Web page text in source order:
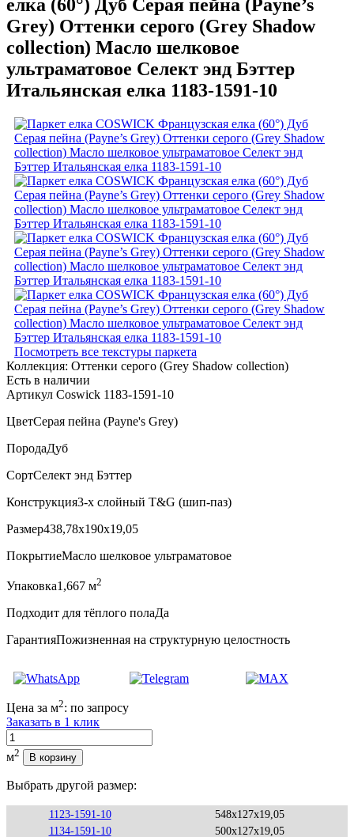
елка (60°) Дуб Серая пейна (Payne’s
Grey) Оттенки серого (Grеy Shadow
collection) Масло шелковое
ультраматовое Селект энд Бэттер
Итальянская елка 1183-1591-10
Посмотреть все текстуры паркета
Коллекция: Оттенки серого (Grеy Shadow collection)
Есть в наличии
Артикул Coswick 1183-1591-10
ЦветСерая пейна (Payne's Grey)
ПородаДуб
СортСелект энд Бэттер
Конструкция3-х слойный T&G (шип-паз)
Размер438,78x190x19,05
ПокрытиеМасло шелковое ультраматовое
Упаковка1,667 м2
Подходит для тёплого полаДа
ГарантияПожизненная на структурную целостность
Цена за м2: по запросу
Заказать в 1 клик
Количество
м2 В корзину
Выбрать другой размер:
1123-1591-10
548x127x19,05
1134-1591-10
500x127x19,05